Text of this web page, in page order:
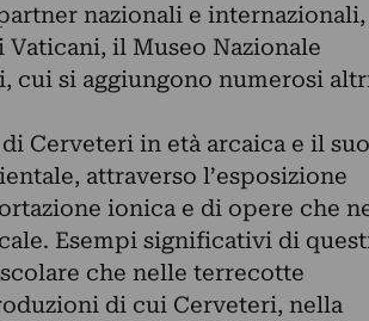
nazionali e internazionali,
il Museo Nazionale
cui si aggiungono numerosi
Cerveteri in età arcaica e il suo
attraverso l’esposizione
ionica e di opere che
Esempi significativi di
che nelle terrecotte
di cui Cerveteri, nella